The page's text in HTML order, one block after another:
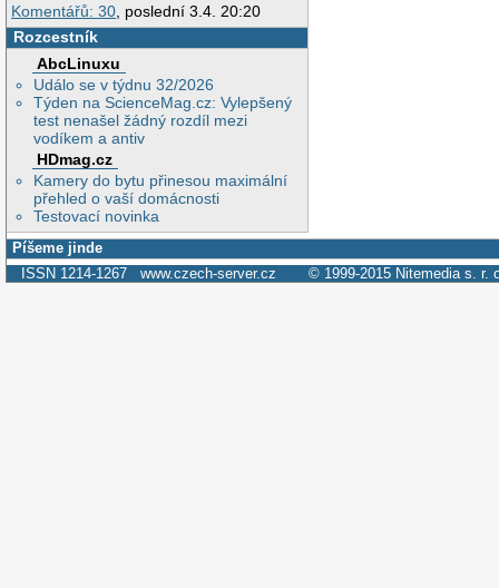
Komentářů: 30 , poslední 3.4. 20:20
Rozcestník
AbcLinuxu
Událo se v týdnu 32/2026
Týden na ScienceMag.cz: Vylepšený
test nenašel žádný rozdíl mezi
vodíkem a antiv
HDmag.cz
Kamery do bytu přinesou maximální
přehled o vaší domácnosti
Testovací novinka
Píšeme jinde
ISSN 1214-1267 www.czech-server.cz © 1999-2015 Nitemedia s. r.